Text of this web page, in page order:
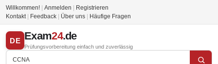
Willkommen! Anmelden
Registrieren
Kontakt
Feedback Über uns Häufige Fragen
DE Exam24.de
Prüfungsvorbereitung einfach und zuverlässig